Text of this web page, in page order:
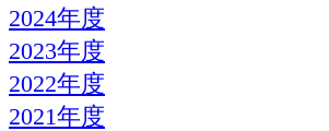
2024年度
2023年度
2022年度
2021年度